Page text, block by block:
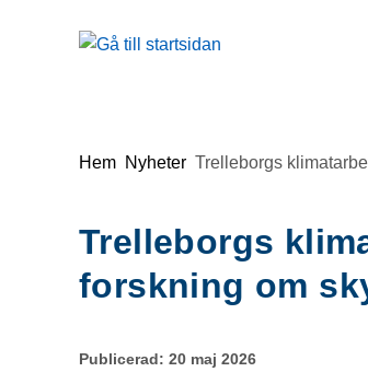
Gå till innehåll
Du är här:
Hem Nyheter Trelleborgs
Trelleborgs
forskning om
Publicerad: 20 maj 2026